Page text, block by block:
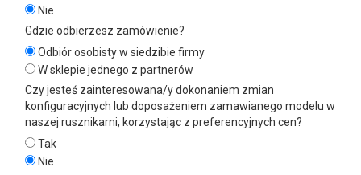
Nie
Gdzie odbierzesz zamówienie?
Odbiór osobisty w siedzibie firmy
W sklepie jednego z partnerów
Czy jesteś zainteresowana/y dokonaniem zmian
konfiguracyjnych lub doposażeniem zamawianego modelu w
naszej rusznikarni, korzystając z preferencyjnych cen?
Tak
Nie